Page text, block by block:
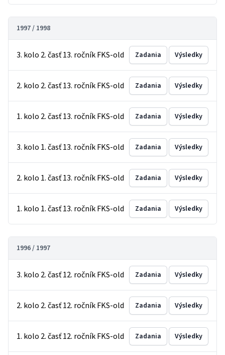
1997 / 1998
3. kolo 2. časť 13. ročník FKS-old Zadania Výsledky
2. kolo 2. časť 13. ročník FKS-old Zadania Výsledky
1. kolo 2. časť 13. ročník FKS-old Zadania Výsledky
3. kolo 1. časť 13. ročník FKS-old Zadania Výsledky
2. kolo 1. časť 13. ročník FKS-old Zadania Výsledky
1. kolo 1. časť 13. ročník FKS-old Zadania Výsledky
1996 / 1997
3. kolo 2. časť 12. ročník FKS-old Zadania Výsledky
2. kolo 2. časť 12. ročník FKS-old Zadania Výsledky
1. kolo 2. časť 12. ročník FKS-old Zadania Výsledky